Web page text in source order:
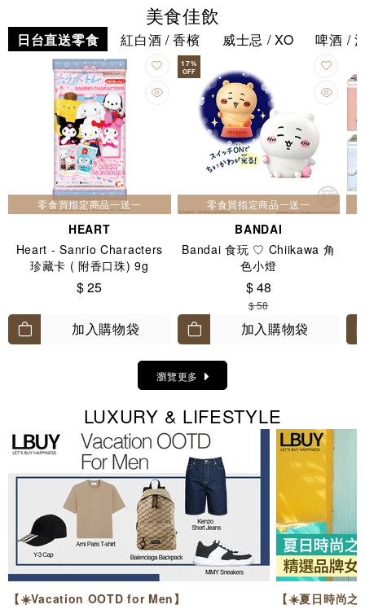
美食佳飲
日台直送零食 紅白酒 / 香檳 威士忌 / XO 啤酒 /
零食買指定商品一送一
HEART
Heart - Sanrio Characters
珍藏卡 ( 附香口珠) 9g
$ 25
加入購物袋
17%
OFF
零食買指定商品一送一
BANDAI
Bandai 食玩 ♡ Chiikawa 角
色小燈
$ 48
$ 58
加入購物袋
瀏覽更多
LUXURY & LIFESTYLE
【☀️Vacation OOTD for Men】 【☀️夏日時尚之